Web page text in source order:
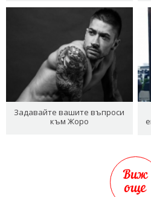
Задавайте вашите въпроси
към Жоро
Виж
още